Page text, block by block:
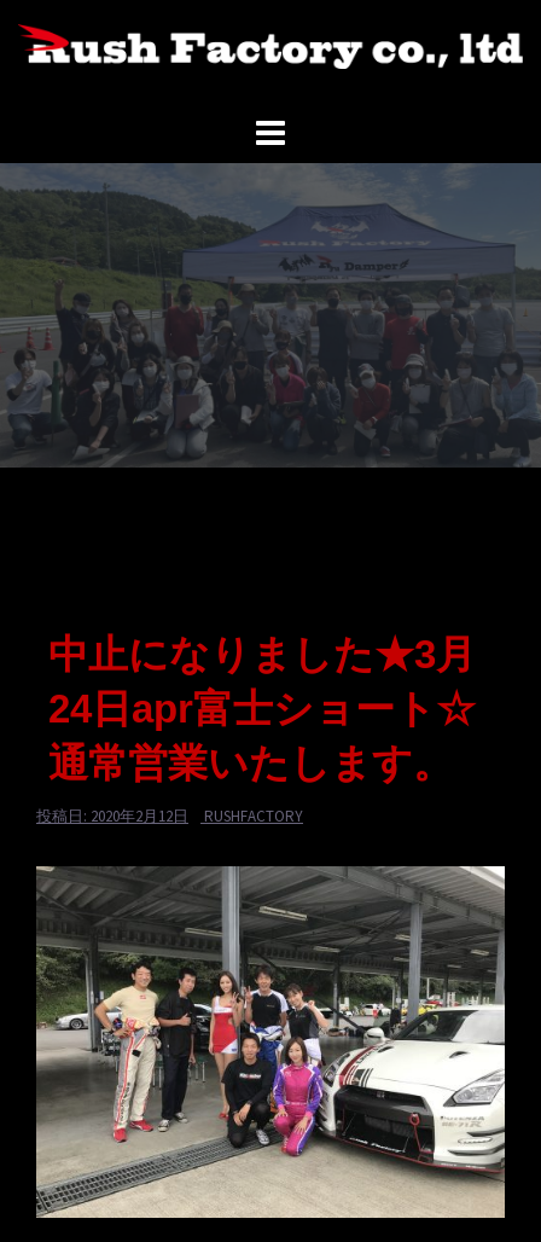
コ
ツ
ス
ッ
プ
中止になりました★3月
24日apr富士ショート☆
通常営業いたします。
投稿日: 2020年2月12日 RUSHFACTORY